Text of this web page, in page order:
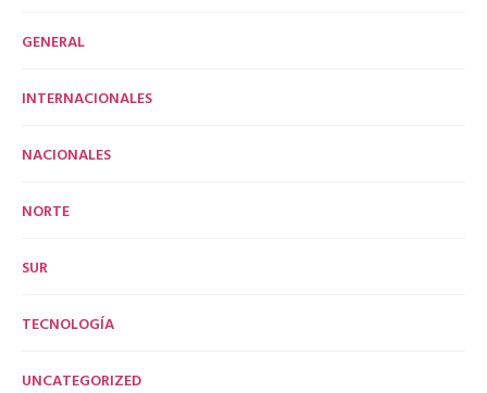
GENERAL
INTERNACIONALES
NACIONALES
NORTE
SUR
TECNOLOGÍA
UNCATEGORIZED